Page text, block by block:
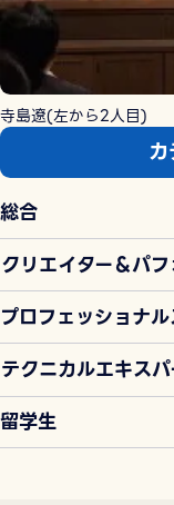
寺島遼(左から2人目)
総合
クリエイター＆パ
プロフェッショナ
テクニカルエキス
留学生